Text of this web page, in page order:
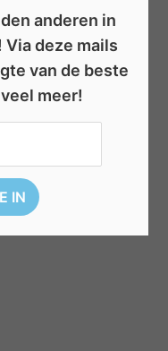
anderen in
deze mails
van de beste
meer!